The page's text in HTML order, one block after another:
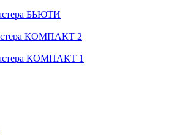
БЬЮТИ
КОМПАКТ 2
КОМПАКТ 1